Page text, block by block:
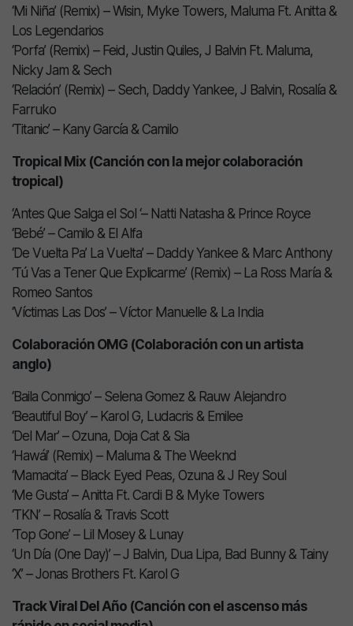
‘Mi Niña’ (Remix) – Wisin, Myke Towers, Maluma Ft. Anitta &
Los Legendarios
‘Porfa’ (Remix) – Feid, Justin Quiles, J Balvin Ft. Maluma,
Nicky Jam & Sech
‘Relación’ (Remix) – Sech, Daddy Yankee, J Balvin, Rosalía &
Farruko
‘Titanic’ – Kany García & Camilo
Tropical Mix (Canción con la mejor colaboración
tropical)
‘Antes Que Salga el Sol ‘– Natti Natasha & Prince Royce
‘Bebé’ – Camilo & El Alfa
‘De Vuelta Pa’ La Vuelta’ – Daddy Yankee & Marc Anthony
‘Tú Vas a Tener Que Explicarme’ (Remix) – La Ross María &
Romeo Santos
‘Víctimas Las Dos’ – Víctor Manuelle & La India
Colaboración OMG (Colaboración con un artista
anglo)
‘Baila Conmigo’ – Selena Gomez & Rauw Alejandro
‘Beautiful Boy’ – Karol G, Ludacris & Emilee
‘Del Mar’ – Ozuna, Doja Cat & Sia
‘Hawái’ (Remix) – Maluma & The Weeknd
‘Mamacita’ – Black Eyed Peas, Ozuna & J Rey Soul
‘Me Gusta’ – Anitta Ft. Cardi B & Myke Towers
‘TKN’ – Rosalía & Travis Scott
‘Top Gone’ – Lil Mosey & Lunay
‘Un Día (One Day)’ – J Balvin, Dua Lipa, Bad Bunny & Tainy
‘X’ – Jonas Brothers Ft. Karol G
Track Viral Del Año (Canción con el ascenso más